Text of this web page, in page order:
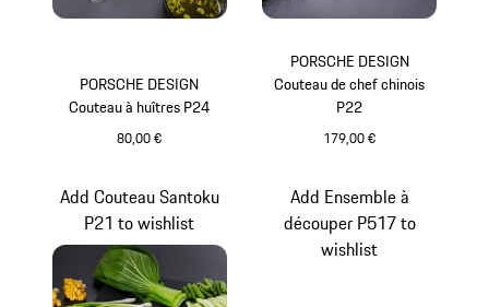
PORSCHE DESIGN
Couteau à huîtres P24
80,00 €
PORSCHE DESIGN
Couteau de chef chinois
P22
179,00 €
Add Couteau Santoku
P21 to wishlist
Add Ensemble à
découper P517 to
wishlist